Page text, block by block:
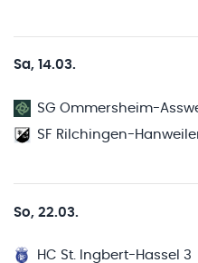
Sa, 14.03.
SG Ommersheim-
SF Rilchingen-
So, 22.03.
HC St. Ingbert-Hassel 3